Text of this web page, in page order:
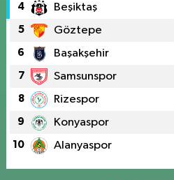
4 Beşiktaş
5 Göztepe
6 Başakşehir
7 Samsunspor
8 Rizespor
9 Konyaspor
10 Alanyaspor